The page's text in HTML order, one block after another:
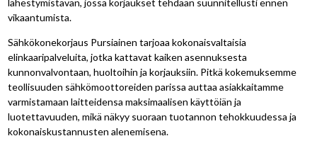
lähestymistavan, jossa korjaukset tehdään suunnitellusti ennen
vikaantumista.
Sähkökonekorjaus Pursiainen tarjoaa kokonaisvaltaisia
elinkaaripalveluita, jotka kattavat kaiken asennuksesta
kunnonvalvontaan, huoltoihin ja korjauksiin. Pitkä kokemuksemme
teollisuuden sähkömoottoreiden parissa auttaa asiakkaitamme
varmistamaan laitteidensa maksimaalisen käyttöiän ja
luotettavuuden, mikä näkyy suoraan tuotannon tehokkuudessa ja
kokonaiskustannusten alenemisena.